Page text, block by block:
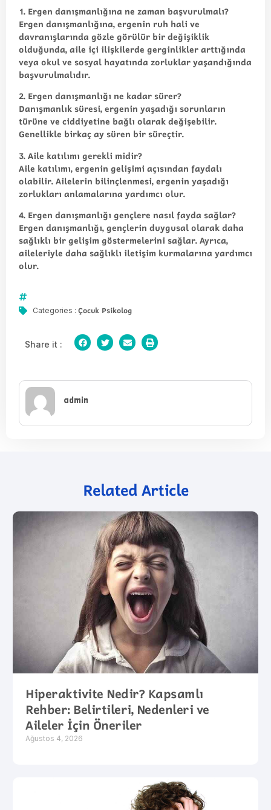
1. Ergen danışmanlığına ne zaman başvurulmalı?
Ergen danışmanlığına, ergenin ruh hali ve
davranışlarında gözle görülür bir değişiklik
olduğunda, aile içi ilişkilerde gerginlikler arttığında
veya okul ve sosyal hayatında zorluklar yaşandığında
başvurulmalıdır.
2. Ergen danışmanlığı ne kadar sürer?
Danışmanlık süresi, ergenin yaşadığı sorunların
türüne ve ciddiyetine bağlı olarak değişebilir.
Genellikle birkaç ay süren bir süreçtir.
3. Aile katılımı gerekli midir?
Aile katılımı, ergenin gelişimi açısından faydalı
olabilir. Ailelerin bilinçlenmesi, ergenin yaşadığı
zorlukları anlamalarına yardımcı olur.
4. Ergen danışmanlığı gençlere nasıl fayda sağlar?
Ergen danışmanlığı, gençlerin duygusal olarak daha
sağlıklı bir gelişim göstermelerini sağlar. Ayrıca,
aileleriyle daha sağlıklı iletişim kurmalarına yardımcı
olur.
Categories : Çocuk Psikolog
Share it :
admin
Related Article
Hiperaktivite Nedir? Kapsamlı
Rehber: Belirtileri, Nedenleri ve
Aileler İçin Öneriler
Ağustos 4, 2026